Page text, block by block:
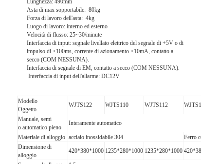
Casa.
Prodotti
Video
Lunghezza: 490mm
Asta di max sopportabile: 80kg
Forza di lavoro dell'asta: 4kg
Luogo di lavoro: interno ed esterno
Velocità di flusso: 25~30/minute
Interfaccia di input: segnale livellato elettrico del segnale di +5V o di
impulso di >100ms, corrente di azionamento >10mA, contatto a
secco (COM NESSUNA).
Interfaccia di segnale di EM, contatto a secco (COM NESSUNA).
Interfaccia di input dell'allarme: DC12V
Modello
Oggetto
WJTS122 WJTS110 WJTS112 WJTS111
Manuale, semi
o automatico pieno
Interamente automatico
Materiale di alloggio acciaio inossidabile 304
Ferro con
Dimensione di
alloggio
420*380*1000 1235*280*1000 1235*280*1000